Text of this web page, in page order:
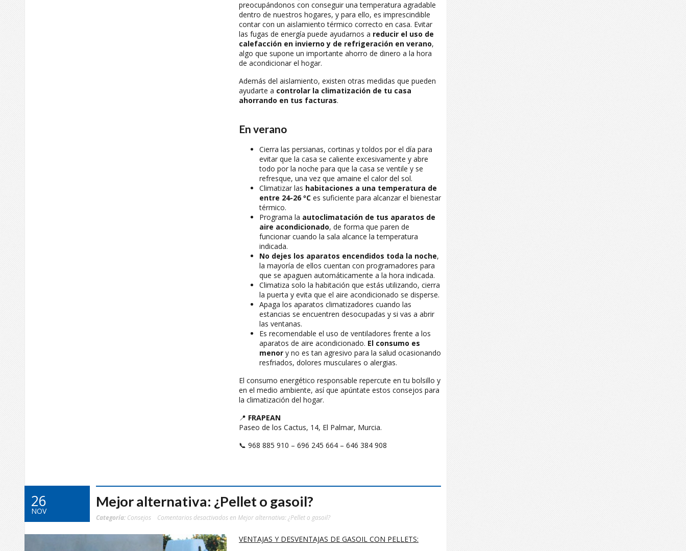
preocupándonos con conseguir una temperatura agradable
dentro de nuestros hogares, y para ello, es imprescindible
contar con un aislamiento térmico correcto en casa. Evitar
las fugas de energía puede ayudarnos a reducir el uso de
calefacción en invierno y de refrigeración en verano,
algo que supone un importante ahorro de dinero a la hora
de acondicionar el hogar.
Además del aislamiento, existen otras medidas que pueden
ayudarte a controlar la climatización de tu casa
ahorrando en tus facturas.
En verano
Cierra las persianas, cortinas y toldos por el día para
evitar que la casa se caliente excesivamente y abre
todo por la noche para que la casa se ventile y se
refresque, una vez que amaine el calor del sol.
Climatizar las habitaciones a una temperatura de
entre 24-26 ºC es suficiente para alcanzar el bienestar
térmico.
Programa la autoclimatación de tus aparatos de
aire acondicionado, de forma que paren de
funcionar cuando la sala alcance la temperatura
indicada.
No dejes los aparatos encendidos toda la noche,
la mayoría de ellos cuentan con programadores para
que se apaguen automáticamente a la hora indicada.
Climatiza solo la habitación que estás utilizando, cierra
la puerta y evita que el aire acondicionado se disperse.
Apaga los aparatos climatizadores cuando las
estancias se encuentren desocupadas y si vas a abrir
las ventanas.
Es recomendable el uso de ventiladores frente a los
aparatos de aire acondicionado. El consumo es
menor y no es tan agresivo para la salud ocasionando
resfriados, dolores musculares o alergias.
El consumo energético responsable repercute en tu bolsillo y
en el medio ambiente, así que apúntate estos consejos para
la climatización del hogar.
📍 FRAPEAN
Paseo de los Cactus, 14, El Palmar, Murcia.
📞 968 885 910 – 696 245 664 – 646 384 908
26
NOV
Mejor alternativa: ¿Pellet o gasoil?
Categoría: Consejos Comentarios desactivados en Mejor alternativa: ¿Pellet o gasoil?
VENTAJAS Y DESVENTAJAS DE GASOIL CON PELLETS: